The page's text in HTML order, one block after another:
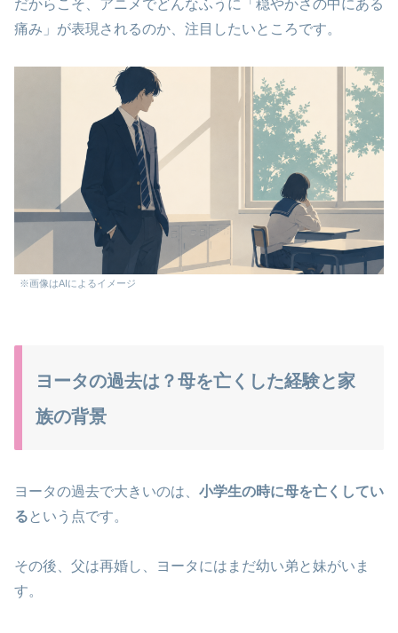
だからこそ、アニメでどんなふうに「穏やかさの中にある
痛み」が表現されるのか、注目したいところです。
※画像はAIによるイメージ
ヨータの過去は？母を亡くした経験と家
族の背景
ヨータの過去で大きいのは、 小学生の時に母を亡くしてい
る という点です。
その後、父は再婚し、ヨータにはまだ幼い弟と妹がいま
す。